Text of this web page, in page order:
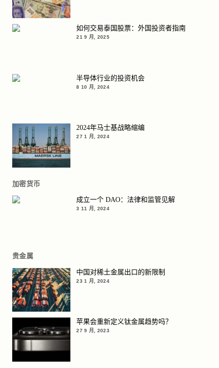
如何交易泰国股票：外国投资者指南
21 9 月, 2025
半导体行业的投资机会
8 10 月, 2024
2024年马士基战略缩编
27 1 月, 2024
加密货币
成立一个 DAO：法律和监管见解
3 11 月, 2024
贵金属
中国对稀土金属出口的新限制
23 1 月, 2024
苹果会重新定义钛金属趋势吗？
27 9 月, 2023